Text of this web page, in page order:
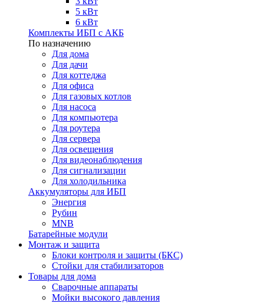
5 кВт
6 кВт
Комплекты ИБП с АКБ
По назначению
Для дома
Для дачи
Для коттеджа
Для офиса
Для газовых котлов
Для насоса
Для компьютера
Для роутера
Для сервера
Для освещения
Для видеонаблюдения
Для сигнализации
Для холодильника
Аккумуляторы для ИБП
Энергия
Рубин
MNB
Батарейные модули
Монтаж и защита
Блоки контроля и защиты (БКС)
Стойки для стабилизаторов
Товары для дома
Сварочные аппараты
Мойки высокого давления